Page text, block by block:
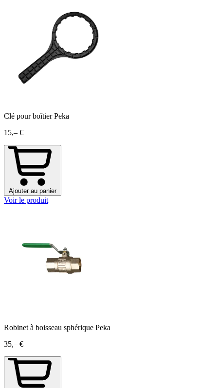
Clé pour boîtier Peka
15,– €
Ajouter au panier
Voir le produit
Robinet à boisseau sphérique Peka
35,– €